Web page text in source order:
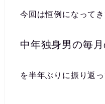
今回は恒例になってき
中年独身男の毎月
を半年ぶりに振り返